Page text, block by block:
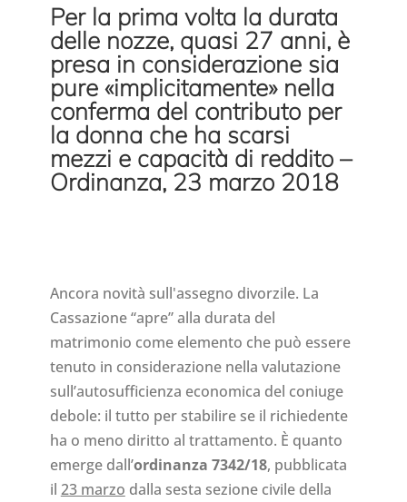
Per la prima volta la durata
delle nozze, quasi 27 anni, è
presa in considerazione sia
pure «implicitamente» nella
conferma del contributo per
la donna che ha scarsi
mezzi e capacità di reddito –
Ordinanza, 23 marzo 2018
Ancora novità sull'assegno divorzile. La
Cassazione “apre” alla durata del
matrimonio come elemento che può essere
tenuto in considerazione nella valutazione
sull’autosufficienza economica del coniuge
debole: il tutto per stabilire se il richiedente
ha o meno diritto al trattamento. È quanto
emerge dall’ordinanza 7342/18, pubblicata
il 23 marzo dalla sesta sezione civile della